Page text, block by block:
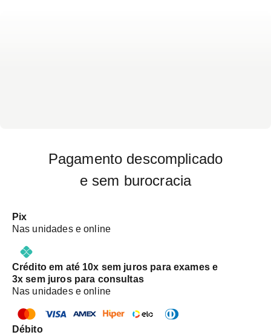
Pagamento descomplicado
e sem burocracia
Pix
Nas unidades e online
Crédito em até 10x sem juros para exames e
3x sem juros para consultas
Nas unidades e online
Débito